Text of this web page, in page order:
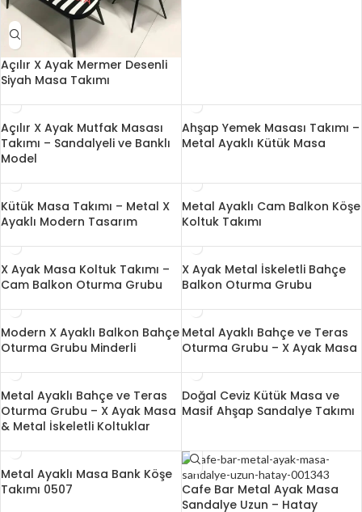
Açılır X Ayak Mermer Desenli
Siyah Masa Takımı
Açılır X Ayak Mutfak Masası
Takımı – Sandalyeli ve Banklı
Model
Ahşap Yemek Masası Takımı –
Metal Ayaklı Kütük Masa
Kütük Masa Takımı – Metal X
Ayaklı Modern Tasarım
Metal Ayaklı Cam Balkon Köşe
Koltuk Takımı
X Ayak Masa Koltuk Takımı –
Cam Balkon Oturma Grubu
X Ayak Metal İskeletli Bahçe
Balkon Oturma Grubu
Modern X Ayaklı Balkon Bahçe
Oturma Grubu Minderli
Metal Ayaklı Bahçe ve Teras
Oturma Grubu – X Ayak Masa
Metal Ayaklı Bahçe ve Teras
Oturma Grubu – X Ayak Masa
& Metal İskeletli Koltuklar
Doğal Ceviz Kütük Masa ve
Masif Ahşap Sandalye Takımı
Metal Ayaklı Masa Bank Köşe
Takımı 0507
Cafe Bar Metal Ayak Masa
Sandalye Uzun – Hatay